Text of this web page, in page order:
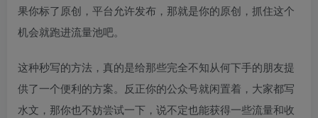
果你标了原创，平台允许发布，那就是你的原创，抓住这个
机会就跑进流量池吧。
这种秒写的方法，真的是给那些完全不知从何下手的朋友提
供了一个便利的方案。反正你的公众号就闲置着，大家都写
水文，那你也不妨尝试一下，说不定也能获得一些流量和收